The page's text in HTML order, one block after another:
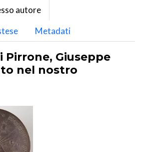
autore
Metadati
Pirrone, Giuseppe
nel nostro